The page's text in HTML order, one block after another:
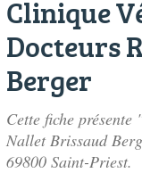
Clinique
Docteurs
Berger
Cette fiche
Nallet Brissaud
69800 Saint-Priest.